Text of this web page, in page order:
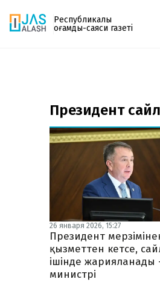
Республикалық
қоғамдық-саяси газеті
поштаңызға алып отырыңыз.
шыққан сәтте сізге бірден
енгізіңіз, біз қалғанын өзіміз
Президент
26 января 2026, 15:27
Президент
қызметтен кетсе,
ішінде жарияланады
министрі